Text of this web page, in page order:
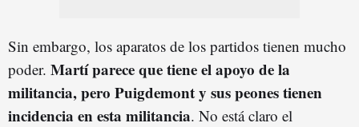
Sin embargo, los aparatos de los partidos tienen mucho
poder. Martí parece que tiene el apoyo de la
militancia, pero Puigdemont y sus peones tienen
incidencia en esta militancia. No está claro el